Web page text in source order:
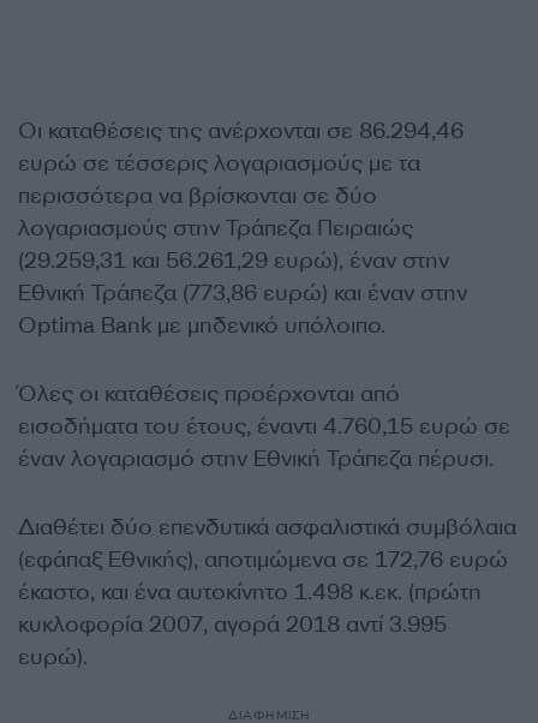
Οι καταθέσεις της ανέρχονται σε 86.294,46
ευρώ σε τέσσερις λογαριασμούς με τα
περισσότερα να βρίσκονται σε δύο
λογαριασμούς στην Τράπεζα Πειραιώς
(29.259,31 και 56.261,29 ευρώ), έναν στην
Εθνική Τράπεζα (773,86 ευρώ) και έναν στην
Optima Bank με μηδενικό υπόλοιπο.
Όλες οι καταθέσεις προέρχονται από
εισοδήματα του έτους, έναντι 4.760,15 ευρώ σε
έναν λογαριασμό στην Εθνική Τράπεζα πέρυσι.
Διαθέτει δύο επενδυτικά ασφαλιστικά συμβόλαια
(εφάπαξ Εθνικής), αποτιμώμενα σε 172,76 ευρώ
έκαστο, και ένα αυτοκίνητο 1.498 κ.εκ. (πρώτη
κυκλοφορία 2007, αγορά 2018 αντί 3.995
ευρώ).
ΔΙΑΦΗΜΙΣΗ